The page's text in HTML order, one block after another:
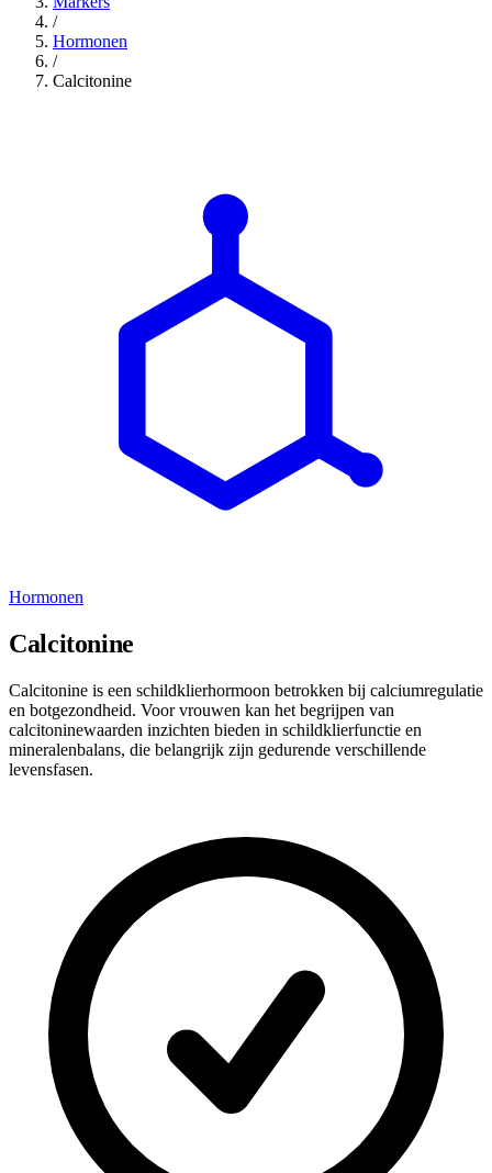
/
Hormonen
/
Calcitonine
Hormonen
Calcitonine
Calcitonine is een schildklierhormoon betrokken bij calciumregulatie
en botgezondheid. Voor vrouwen kan het begrijpen van
calcitoninewaarden inzichten bieden in schildklierfunctie en
mineralenbalans, die belangrijk zijn gedurende verschillende
levensfasen.